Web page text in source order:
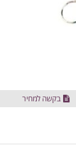
בקשה למחיר